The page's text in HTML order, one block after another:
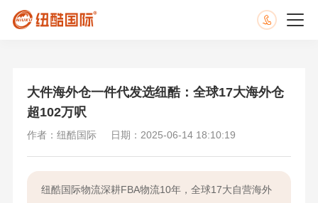
大件海外仓一件代发选纽酷：全球17大海外仓
超102万呎
作者：纽酷国际 日期：2025-06-14 18:10:19
纽酷国际物流深耕FBA物流10年，全球17大自营海外